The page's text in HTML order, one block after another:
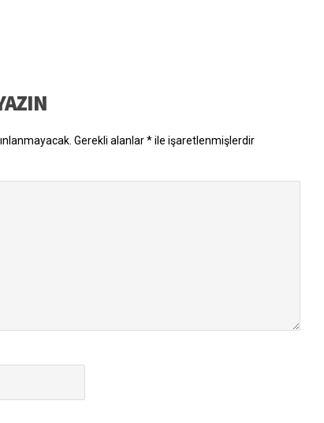
Gerekli alanlar*ile işaretlenmişlerdir